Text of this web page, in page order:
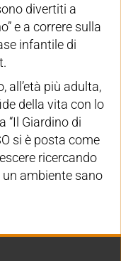
divertiti a
e a correre sulla
infantile di
all’età più adulta,
della vita con lo
“Il Giardino di
si è posta come
ricercando
ambiente sano